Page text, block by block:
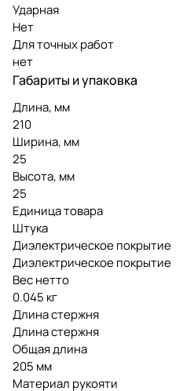
Ударная
Нет
Для точных работ
нет
Габариты и упаковка
Длина, мм
210
Ширина, мм
25
Высота, мм
25
Единица товара
Штука
Диэлектрическое покрытие
Диэлектрическое покрытие
Вес нетто
0.045 кг
Длина стержня
Длина стержня
Общая длина
205 мм
Материал рукояти